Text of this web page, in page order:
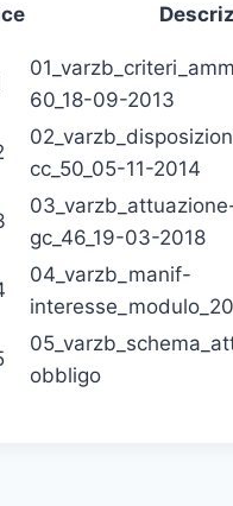
60_18-09-2013
cc_50_05-11-2014
gc_46_19-03-2018
04_varzb_manif-
obbligo